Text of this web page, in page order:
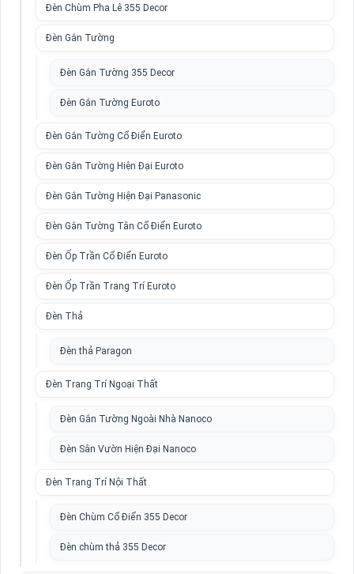
Đèn Chùm Pha Lê 355 Decor
Đèn Gắn Tường
Đèn Gắn Tường 355 Decor
Đèn Gắn Tường Euroto
Đèn Gắn Tường Cổ Điển Euroto
Đèn Gắn Tường Hiện Đại Euroto
Đèn Gắn Tường Hiện Đại Panasonic
Đèn Gắn Tường Tân Cổ Điển Euroto
Đèn Ốp Trần Cổ Điển Euroto
Đèn Ốp Trần Trang Trí Euroto
Đèn Thả
Đèn thả Paragon
Đèn Trang Trí Ngoại Thất
Đèn Gắn Tường Ngoài Nhà Nanoco
Đèn Sân Vườn Hiện Đại Nanoco
Đèn Trang Trí Nội Thất
Đèn Chùm Cổ Điển 355 Decor
Đèn chùm thả 355 Decor